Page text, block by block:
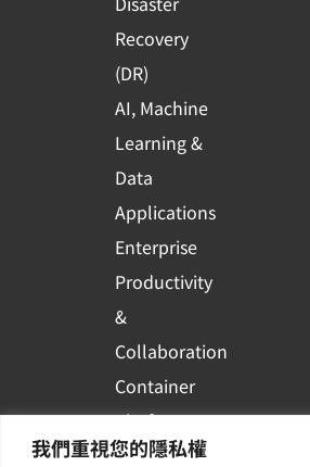
我們重視您的隱私權
Recovery
(DR)
AI, Machine
Learning &
Data
Applications
Enterprise
Productivity
&
Collaboration
Container
Platform
Applications